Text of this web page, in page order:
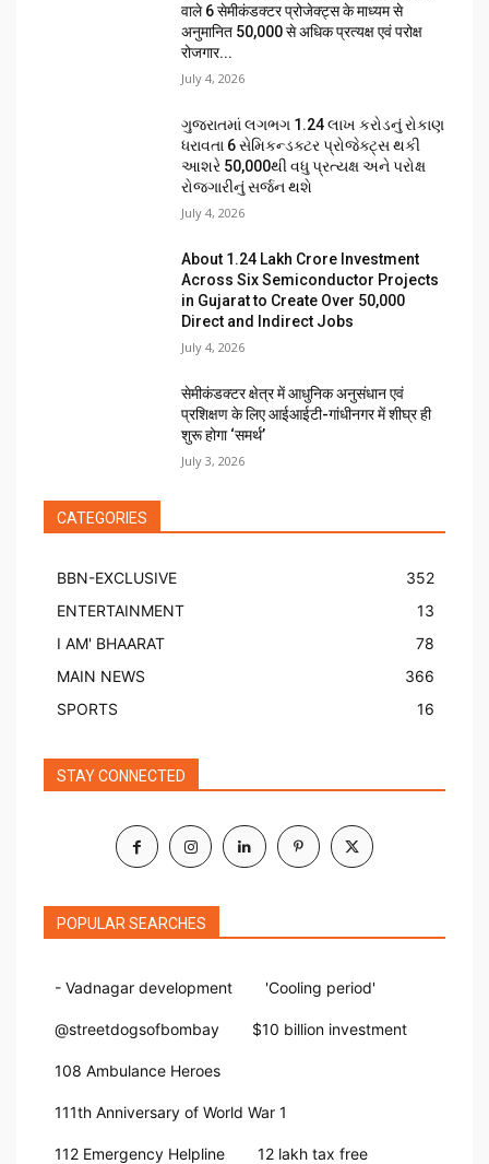
वाले 6 सेमीकंडक्टर प्रोजेक्ट्स के माध्यम से
अनुमानित 50,000 से अधिक प्रत्यक्ष एवं परोक्ष
रोजगार...
July 4, 2026
ગુજરાતમાં લગભગ ₹1.24 લાખ કરોડનું રોકાણ
ધરાવતા 6 સેમિકન્ડક્ટર પ્રોજેક્ટ્સ થકી
આશરે 50,000થી વધુ પ્રત્યક્ષ અને પરોક્ષ
રોજગારીનું સર્જન થશે
July 4, 2026
About ₹1.24 Lakh Crore Investment
Across Six Semiconductor Projects
in Gujarat to Create Over 50,000
Direct and Indirect Jobs
July 4, 2026
सेमीकंडक्टर क्षेत्र में आधुनिक अनुसंधान एवं
प्रशिक्षण के लिए आईआईटी-गांधीनगर में शीघ्र ही
शुरू होगा ‘समर्थ’
July 3, 2026
CATEGORIES
BBN-EXCLUSIVE
352
ENTERTAINMENT
13
I AM' BHAARAT
78
MAIN NEWS
366
SPORTS
16
STAY CONNECTED
POPULAR SEARCHES
- Vadnagar development 'Cooling period'
@streetdogsofbombay $10 billion investment
108 Ambulance Heroes
111th Anniversary of World War 1
112 Emergency Helpline 12 lakh tax free